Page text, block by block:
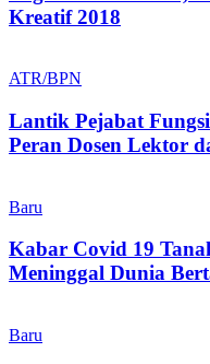
Kreatif 2018
ATR/BPN
Lantik Pejabat
Peran Dosen Lektor
Baru
Kabar Covid 19
Meninggal Dunia
Baru